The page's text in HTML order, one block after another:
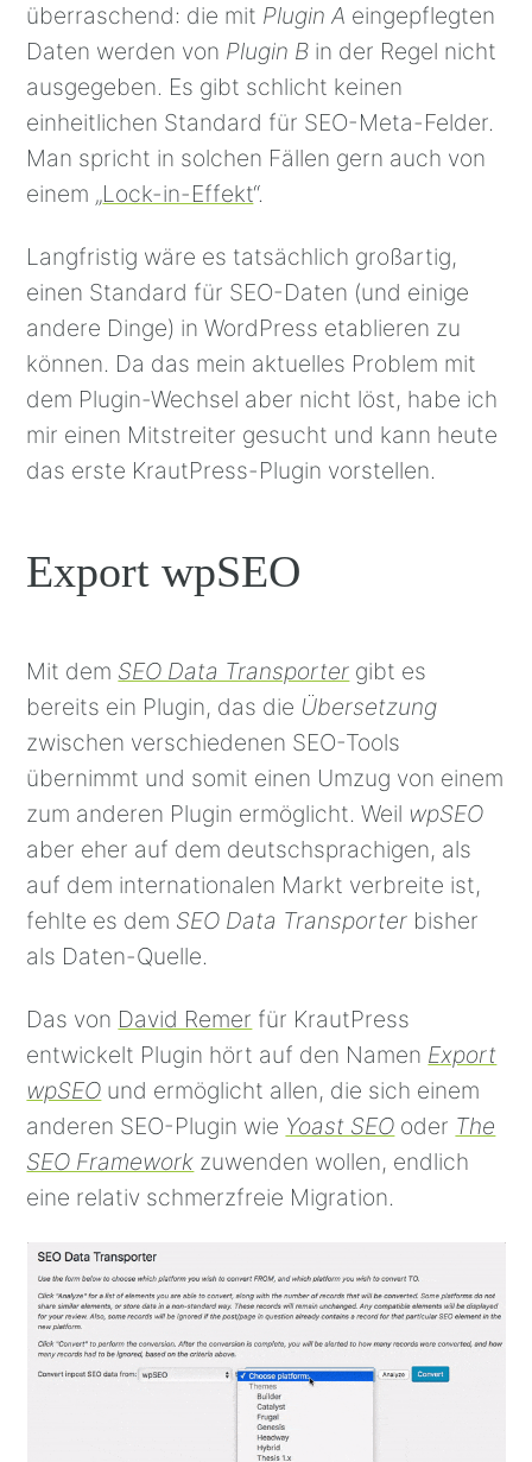
überraschend: die mit Plugin A eingepflegten
Daten werden von Plugin B in der Regel nicht
ausgegeben. Es gibt schlicht keinen
einheitlichen Standard für SEO-Meta-Felder.
Man spricht in solchen Fällen gern auch von
einem „Lock-in-Effekt“.
Langfristig wäre es tatsächlich großartig,
einen Standard für SEO-Daten (und einige
andere Dinge) in WordPress etablieren zu
können. Da das mein aktuelles Problem mit
dem Plugin-Wechsel aber nicht löst, habe ich
mir einen Mitstreiter gesucht und kann heute
das erste KrautPress-Plugin vorstellen.
Export wpSEO
Mit dem SEO Data Transporter gibt es
bereits ein Plugin, das die Übersetzung
zwischen verschiedenen SEO-Tools
übernimmt und somit einen Umzug von einem
zum anderen Plugin ermöglicht. Weil wpSEO
aber eher auf dem deutschsprachigen, als
auf dem internationalen Markt verbreite ist,
fehlte es dem SEO Data Transporter bisher
als Daten-Quelle.
Das von David Remer für KrautPress
entwickelt Plugin hört auf den Namen Export
wpSEO und ermöglicht allen, die sich einem
anderen SEO-Plugin wie Yoast SEO oder The
SEO Framework zuwenden wollen, endlich
eine relativ schmerzfreie Migration.